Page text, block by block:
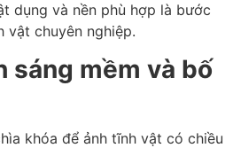
dụng và nền phù hợp là bước
vật chuyên nghiệp.
sáng mềm và bố
khóa để ảnh tĩnh vật có chiều